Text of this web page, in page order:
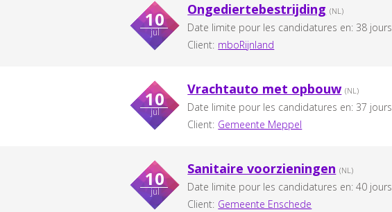
10
jul
Ongediertebestrijding (NL)
Date limite pour les candidatures en: 38 jours
Client: mboRijnland
10
jul
Vrachtauto met opbouw (NL)
Date limite pour les candidatures en: 37 jours
Client: Gemeente Meppel
10
jul
Sanitaire voorzieningen (NL)
Date limite pour les candidatures en: 40 jours
Client: Gemeente Enschede